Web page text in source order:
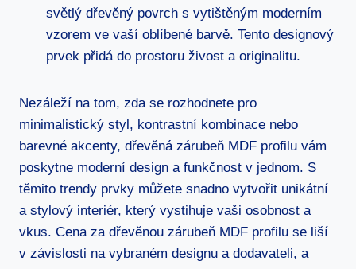
světlý dřevěný povrch s vytištěným moderním
vzorem ve vaší oblíbené barvě. Tento designový
prvek přidá do prostoru živost a originalitu.
Nezáleží na tom, zda se rozhodnete pro
minimalistický styl, kontrastní kombinace nebo
barevné akcenty, dřevěná zárubeň MDF profilu vám
poskytne moderní design a funkčnost v jednom. S
těmito trendy prvky můžete snadno vytvořit unikátní
a stylový interiér, který vystihuje vaši osobnost a
vkus. Cena za dřevěnou zárubeň MDF profilu se liší
v závislosti na vybraném designu a dodavateli, a